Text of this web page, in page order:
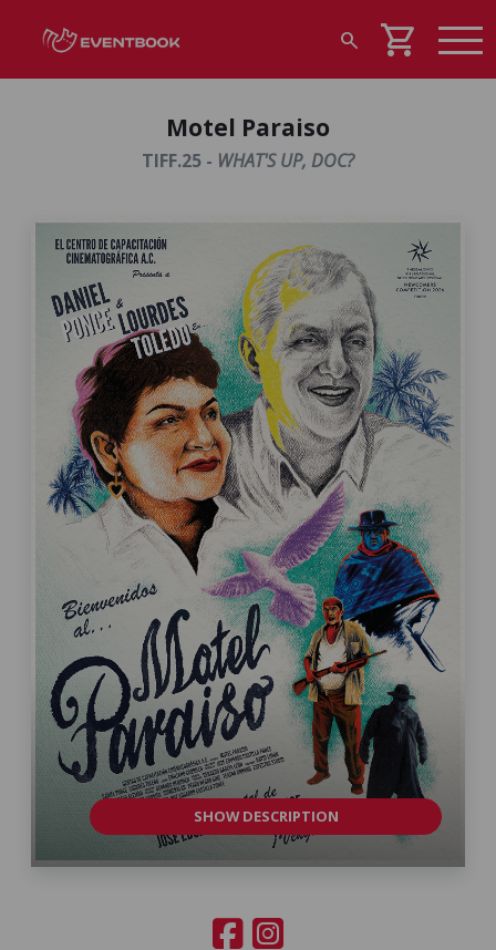
search shopping_cart
Motel Paraiso
TIFF.25 - WHAT'S UP, DOC?
SHOW DESCRIPTION